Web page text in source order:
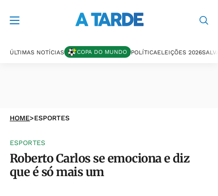
ÚLTIMAS NOTÍCIAS COPA DO MUNDO POLÍTICAELEIÇÕES 2026
HOME>ESPORTES
ESPORTES
Roberto Carlos se emociona e diz
que é só mais um